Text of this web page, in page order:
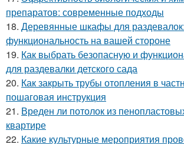
препаратов: современные подходы
18. Деревянные шкафы для
функциональность на вашей стороне
19. Как выбрать безопасную и
для раздевалки детского сада
20. Как закрыть трубы отопления в
пошаговая инструкция
21. Вреден ли потолок из
квартире
22. Какие культурные мероприятия